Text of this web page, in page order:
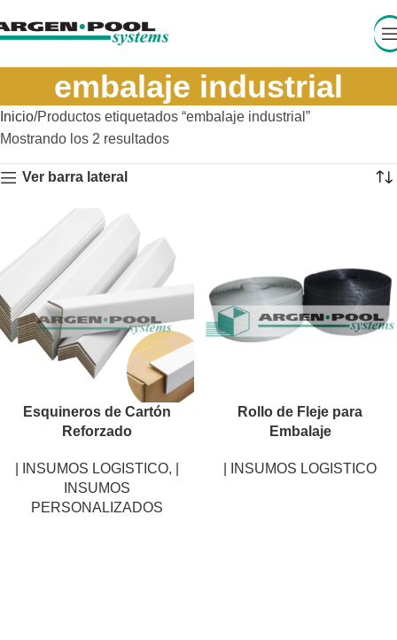
embalaje industrial
Inicio Productos etiquetados “embalaje industrial”
Mostrando los 2 resultados
Ver barra lateral
Esquineros de Cartón
Reforzado
| INSUMOS LOGISTICO,
INSUMOS
PERSONALIZADOS
Rollo de Fleje para
Embalaje
| INSUMOS LOGISTICO